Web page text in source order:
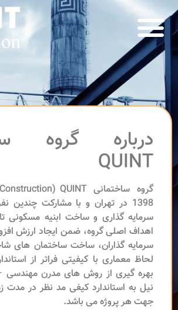
درباره گروه
QUINT
گروه ساختمانی QUINT
1398 در تهران و با مشارکت چندین
سرمایه گذاری و ساخت ابنیه مسکونی
اهداف اصلی گروه، ضمن ایجاد ارزش
سرمایه گذاران، ساخت ساختمان های
لحاظ معماری با کیفیتی فراتر از
بهره گیری از روش های مدرن
نیل به استاندارد کیفی مد نظر در
جهت هر پروژه می باشد.